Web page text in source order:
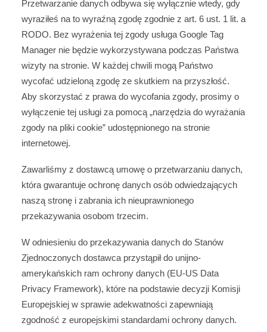
Przetwarzanie danych odbywa się wyłącznie wtedy, gdy
wyraziłeś na to wyraźną zgodę zgodnie z art. 6 ust. 1 lit. a
RODO. Bez wyrażenia tej zgody usługa Google Tag
Manager nie będzie wykorzystywana podczas Państwa
wizyty na stronie. W każdej chwili mogą Państwo
wycofać udzieloną zgodę ze skutkiem na przyszłość.
Aby skorzystać z prawa do wycofania zgody, prosimy o
wyłączenie tej usługi za pomocą „narzędzia do wyrażania
zgody na pliki cookie” udostępnionego na stronie
internetowej.
Zawarliśmy z dostawcą umowę o przetwarzaniu danych,
która gwarantuje ochronę danych osób odwiedzających
naszą stronę i zabrania ich nieuprawnionego
przekazywania osobom trzecim.
W odniesieniu do przekazywania danych do Stanów
Zjednoczonych dostawca przystąpił do unijno-
amerykańskich ram ochrony danych (EU-US Data
Privacy Framework), które na podstawie decyzji Komisji
Europejskiej w sprawie adekwatności zapewniają
zgodność z europejskimi standardami ochrony danych.